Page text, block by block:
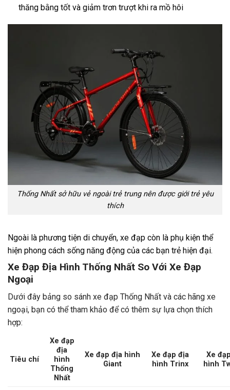
thăng bằng tốt và giảm trơn trượt khi ra mồ hôi
Thống Nhất sở hữu vẻ ngoài trẻ trung nên được giới trẻ yêu
thích
Ngoài là phương tiện di chuyển, xe đạp còn là phụ kiện thể
hiện phong cách sống năng động của các bạn trẻ hiện đại.
Xe Đạp Địa Hình Thống Nhất So Với Xe Đạp
Ngoại
Dưới đây bảng so sánh xe đạp Thống Nhất và các hãng xe
ngoại, bạn có thể tham khảo để có thêm sự lựa chọn thích
hợp:
Tiêu chí
Xe đạp
địa
hình
Thống
Nhất
Xe đạp địa hình
Giant
Xe đạp địa
hình Trinx
Xe
hình